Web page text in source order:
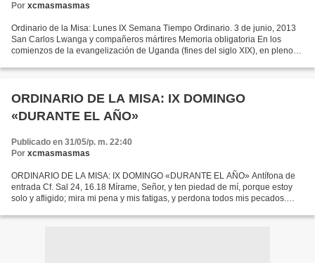
Por xcmasmasmas
Ordinario de la Misa: Lunes IX Semana Tiempo Ordinario. 3 de junio, 2013
San Carlos Lwanga y compañeros mártires Memoria obligatoria En los
comienzos de la evangelización de Uganda (fines del siglo XIX), en pleno
ORDINARIO DE LA MISA: IX DOMINGO
«DURANTE EL AÑO»
Publicado en 31/05/p. m. 22:40
Por xcmasmasmas
ORDINARIO DE LA MISA: IX DOMINGO «DURANTE EL AÑO» Antífona de
entrada Cf. Sal 24, 16.18 Mírame, Señor, y ten piedad de mí, porque estoy
solo y afligido; mira mi pena y mis fatigas, y perdona todos mis pecados.